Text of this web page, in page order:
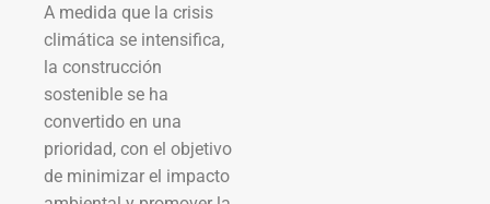
A medida que la crisis
climática se intensifica,
la construcción
sostenible se ha
convertido en una
prioridad, con el objetivo
de minimizar el impacto